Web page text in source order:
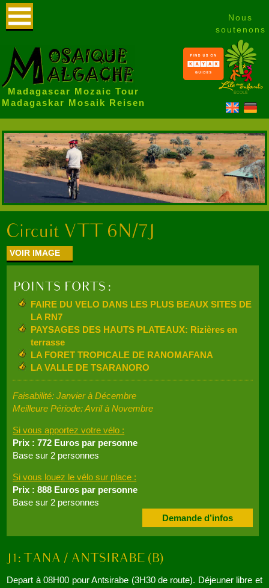
Madagascar Mozaic Tour
Madagaskar Mosaik Reisen
Nous
soutenons
VOIR IMAGE
FAIRE DU VELO DANS LES PLUS BEAUX SITES DE
LA RN7
PAYSAGES DES HAUTS PLATEAUX: Rizières en
terrasse
LA FORET TROPICALE DE RANOMAFANA
LA VALLE DE TSARANORO
Faisabilité: Janvier à Décembre
Meilleure Période: Avril à Novembre
Si vous apportez votre vélo :
Prix : 772 Euros par personne
Base sur 2 personnes
Si vous louez le vélo sur place :
Prix : 888 Euros par personne
Base sur 2 personnes
Demande d’infos
Depart à 08H00 pour Antsirabe (3H30 de route). Déjeuner libre et